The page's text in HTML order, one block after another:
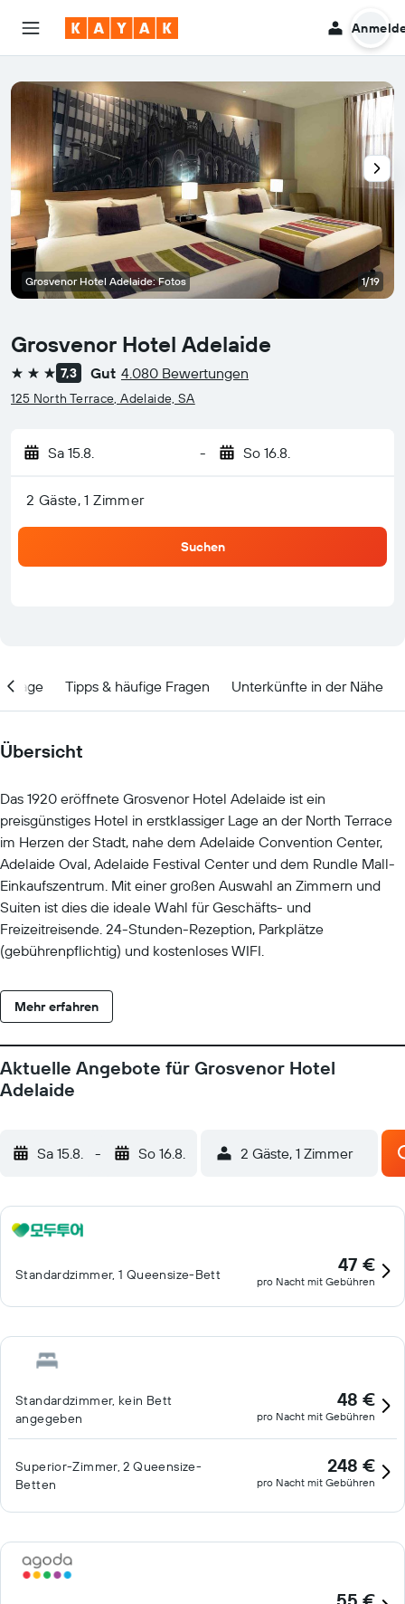
Grosvenor Hotel Adelaide
3 Sterne7,3 Gut 4.080 Bewertungen
125 North Terrace, Adelaide, SA
Sa 15.8. - So 16.8.
2 Gäste, 1 Zimmer
Suchen
Grosvenor Hotel Adelaide: Fotos 1/19
Lage Tipps & häufige Fragen Unterkünfte in der Nähe
Übersicht
Das 1920 eröffnete Grosvenor Hotel Adelaide ist ein
preisgünstiges Hotel in erstklassiger Lage an der North Terrace
im Herzen der Stadt, nahe dem Adelaide Convention Center,
Adelaide Oval, Adelaide Festival Center und dem Rundle Mall-
Einkaufszentrum. Mit einer großen Auswahl an Zimmern und
Suiten ist dies die ideale Wahl für Geschäfts- und
Freizeitreisende. 24-Stunden-Rezeption, Parkplätze
(gebührenpflichtig) und kostenloses WIFI.
Mehr erfahren
Aktuelle Angebote für Grosvenor Hotel
Adelaide
Sa 15.8. - So 16.8. 2 Gäste, 1 Zimmer
Standardzimmer, 1 Queensize-Bett 47 €
pro Nacht mit Gebühren
Standardzimmer, kein Bett
angegeben
48 €
pro Nacht mit Gebühren
Superior-Zimmer, 2 Queensize-
Betten
248 €
pro Nacht mit Gebühren